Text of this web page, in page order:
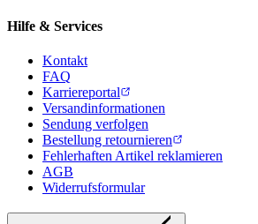
Hilfe & Services
Kontakt
FAQ
Karriereportal
Versandinformationen
Sendung verfolgen
Bestellung retournieren
Fehlerhaften Artikel reklamieren
AGB
Widerrufsformular